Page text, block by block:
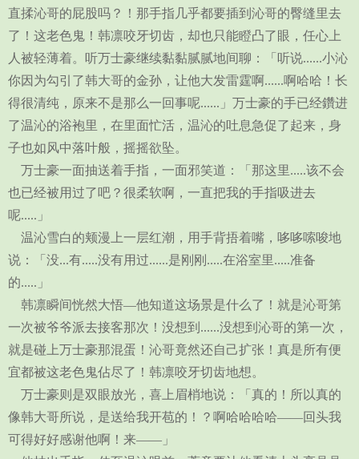
直揉沁哥的屁股吗？！那手指几乎都要插到沁哥的臀缝里去
了！这老色鬼！韩凛咬牙切齿，却也只能瞪凸了眼，任心上
人被轻薄着。听万士豪继续黏黏腻腻地间聊：「听说......小沁
你因为勾引了韩大哥的金孙，让他大发雷霆啊......啊哈哈！长
得很清纯，原来不是那么一回事呢......」万士豪的手已经鑽进
了温沁的浴袍里，在里面忙活，温沁的吐息急促了起来，身
子也如风中落叶般，摇摇欲坠。
万士豪一面抽送着手指，一面邪笑道：「那这里.....该不会
也已经被用过了吧？很柔软啊，一直把我的手指吸进去
呢.....」
温沁雪白的颊漫上一层红潮，用手背捂着嘴，哆哆嗦唆地
说：「没...有.....没有用过......是刚刚.....在浴室里.....准备
的.....」
韩凛瞬间恍然大悟—他知道这场景是什么了！就是沁哥第
一次被爷爷派去接客那次！没想到......没想到沁哥的第一次，
就是碰上万士豪那混蛋！沁哥竟然还自己扩张！真是所有便
宜都被这老色鬼佔尽了！韩凛咬牙切齿地想。
万士豪则是双眼放光，喜上眉梢地说：「真的！所以真的
像韩大哥所说，是送给我开苞的！？啊哈哈哈哈——回头我
可得好好感谢他啊！来——」